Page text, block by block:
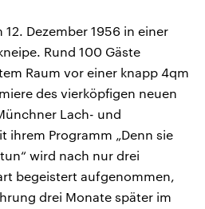
Dezember 1956 in einer
Rund 100 Gäste
Raum vor einer knapp 4qm
des vierköpfigen neuen
Lach- und
ihrem Programm „Denn sie
wird nach nur drei
begeistert aufgenommen,
drei Monate später im